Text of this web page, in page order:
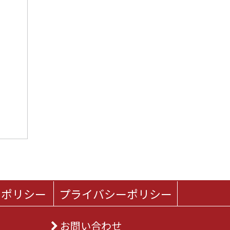
リシー プライバシーポリシー
お問い合わせ